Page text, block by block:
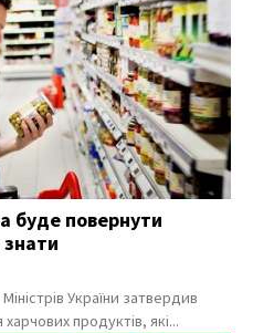
буде повернути
України затвердив
продуктів, які...